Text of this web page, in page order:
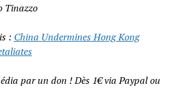
Tinazzo
: China Undermines Hong Kong
par un don ! Dès 1€ via Paypal ou